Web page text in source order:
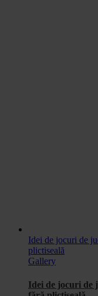
Idei de jocuri de
plictiseală
Gallery
Idei de jocuri de